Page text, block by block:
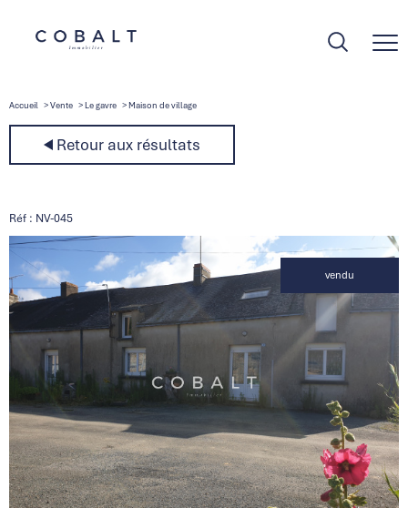
Accueil Vente Le gavre Maison de village
Retour aux résultats
Réf : NV-045
vendu